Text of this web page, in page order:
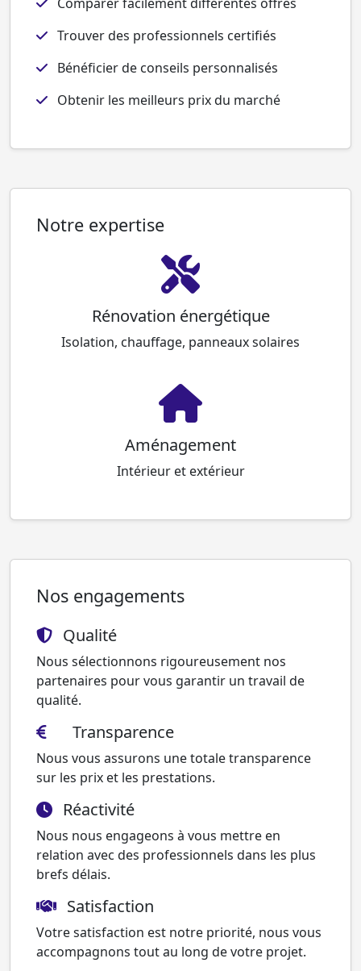
Trouver des professionnels certifiés
Bénéficier de conseils personnalisés
Obtenir les meilleurs prix du marché
Notre expertise
Rénovation énergétique
Isolation, chauffage, panneaux solaires
Aménagement
Intérieur et extérieur
Nos engagements
Qualité
Nous sélectionnons rigoureusement nos
partenaires pour vous garantir un travail de
qualité.
Transparence
Nous vous assurons une totale transparence
sur les prix et les prestations.
Réactivité
Nous nous engageons à vous mettre en
relation avec des professionnels dans les plus
brefs délais.
Satisfaction
Votre satisfaction est notre priorité, nous vous
accompagnons tout au long de votre projet.